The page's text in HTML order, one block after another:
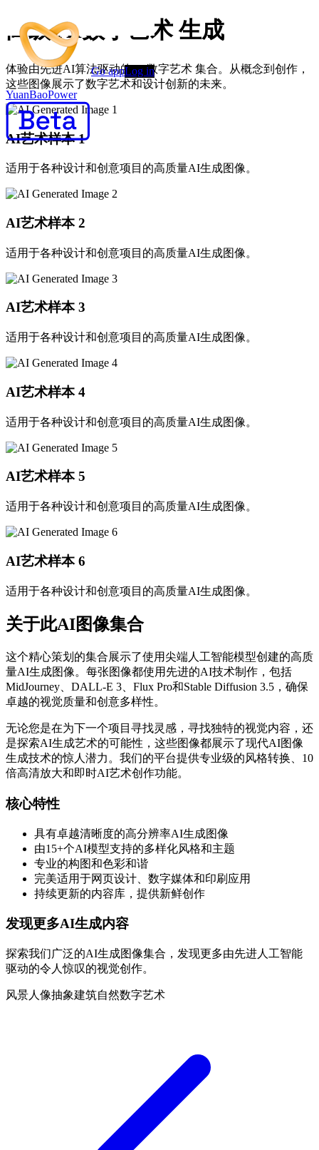
YuanBaoPower
Go appLog in
高级 AI数字艺术 生成
体验由先进AI算法驱动的 AI数字艺术 集合。从概念到创作，
这些图像展示了数字艺术和设计创新的未来。
AI艺术样本 1
适用于各种设计和创意项目的高质量AI生成图像。
AI艺术样本 2
适用于各种设计和创意项目的高质量AI生成图像。
AI艺术样本 3
适用于各种设计和创意项目的高质量AI生成图像。
AI艺术样本 4
适用于各种设计和创意项目的高质量AI生成图像。
AI艺术样本 5
适用于各种设计和创意项目的高质量AI生成图像。
AI艺术样本 6
适用于各种设计和创意项目的高质量AI生成图像。
关于此AI图像集合
这个精心策划的集合展示了使用尖端人工智能模型创建的高质
量AI生成图像。每张图像都使用先进的AI技术制作，包括
MidJourney、DALL-E 3、Flux Pro和Stable Diffusion 3.5，确保
卓越的视觉质量和创意多样性。
无论您是在为下一个项目寻找灵感，寻找独特的视觉内容，还
是探索AI生成艺术的可能性，这些图像都展示了现代AI图像
生成技术的惊人潜力。我们的平台提供专业级的风格转换、10
倍高清放大和即时AI艺术创作功能。
核心特性
具有卓越清晰度的高分辨率AI生成图像
由15+个AI模型支持的多样化风格和主题
专业的构图和色彩和谐
完美适用于网页设计、数字媒体和印刷应用
持续更新的内容库，提供新鲜创作
发现更多AI生成内容
探索我们广泛的AI生成图像集合，发现更多由先进人工智能
驱动的令人惊叹的视觉创作。
风景人像抽象建筑自然数字艺术